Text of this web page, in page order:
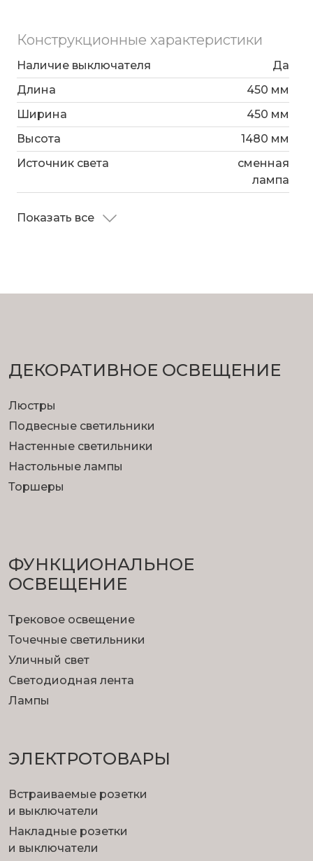
Конструкционные характеристики
Наличие выключателя
Да
Длина
450 мм
Ширина
450 мм
Высота
1480 мм
Источник света
сменная
лампа
Показать все
ДЕКОРАТИВНОЕ ОСВЕЩЕНИЕ
Люстры
Подвесные светильники
Настенные светильники
Настольные лампы
Торшеры
ФУНКЦИОНА­ЛЬНОЕ
ОСВЕЩЕНИЕ
Трековое освещение
Точечные светильники
Уличный свет
Светодиодная лента
Лампы
ЭЛЕКТРОТОВАРЫ
Встраиваемые розетки
и выключатели
Накладные розетки
и выключатели